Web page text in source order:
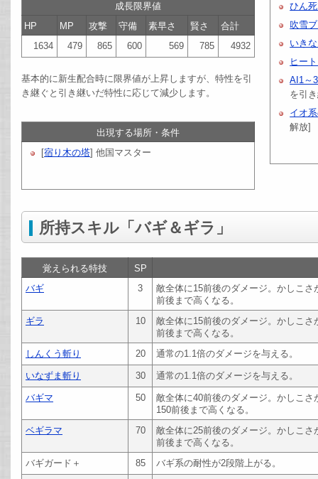
成長限界値
HP
MP 攻撃 守備 素早さ 賢さ
合計
1634
479 865 600 569 785 4932
基本的に新生配合時に限界値が上昇しますが、特性を引
き継ぐと引き継いだ特性に応じて減少します。
出現する場所・条件
[宿り木の塔] 他国マスター
ひん
吹雪
いき
ヒー
AI1～
を引
イオ
解放]
所持スキル「バギ＆ギラ」
覚えられる特技
SP
バギ
3
敵全体に15前後のダメージ。かしこ
前後まで高くなる。
ギラ
10
敵全体に15前後のダメージ。かしこ
前後まで高くなる。
しんくう斬り
20 通常の1.1倍のダメージを与える。
いなずま斬り 30 通常の1.1倍のダメージを与える。
バギマ 50
敵全体に40前後のダメージ。かしこ
150前後まで高くなる。
ベギラマ
70
敵全体に25前後のダメージ。かしこ
前後まで高くなる。
バギガード＋
85 バギ系の耐性が2段階上がる。